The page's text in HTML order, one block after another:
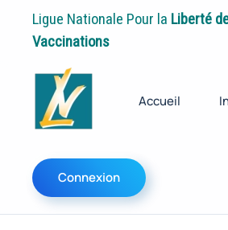
Ligue Nationale Pour la Liberté
Vaccinations
Accueil
Connexion